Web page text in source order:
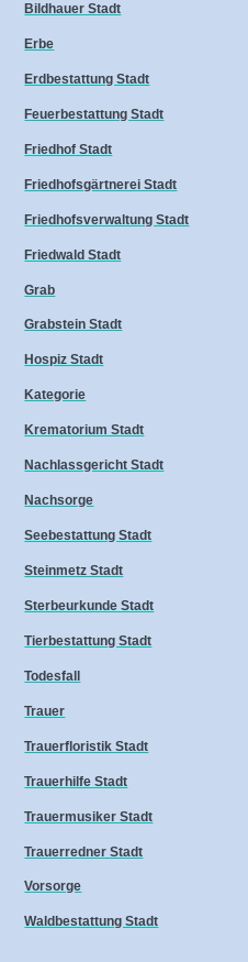
Bildhauer Stadt
Erbe
Erdbestattung Stadt
Feuerbestattung Stadt
Friedhof Stadt
Friedhofsgärtnerei Stadt
Friedhofsverwaltung Stadt
Friedwald Stadt
Grab
Grabstein Stadt
Hospiz Stadt
Kategorie
Krematorium Stadt
Nachlassgericht Stadt
Nachsorge
Seebestattung Stadt
Steinmetz Stadt
Sterbeurkunde Stadt
Tierbestattung Stadt
Todesfall
Trauer
Trauerfloristik Stadt
Trauerhilfe Stadt
Trauermusiker Stadt
Trauerredner Stadt
Vorsorge
Waldbestattung Stadt